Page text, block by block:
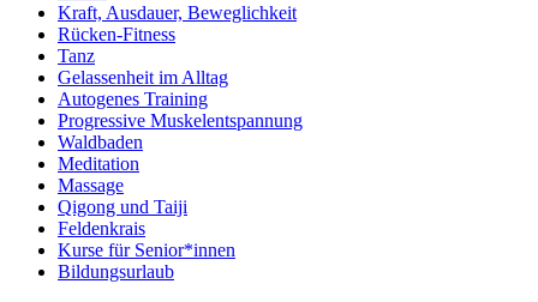
Kraft, Ausdauer, Beweglichkeit
Rücken-Fitness
Tanz
Gelassenheit im Alltag
Autogenes Training
Progressive Muskelentspannung
Waldbaden
Meditation
Massage
Qigong und Taiji
Feldenkrais
Kurse für Senior*innen
Bildungsurlaub